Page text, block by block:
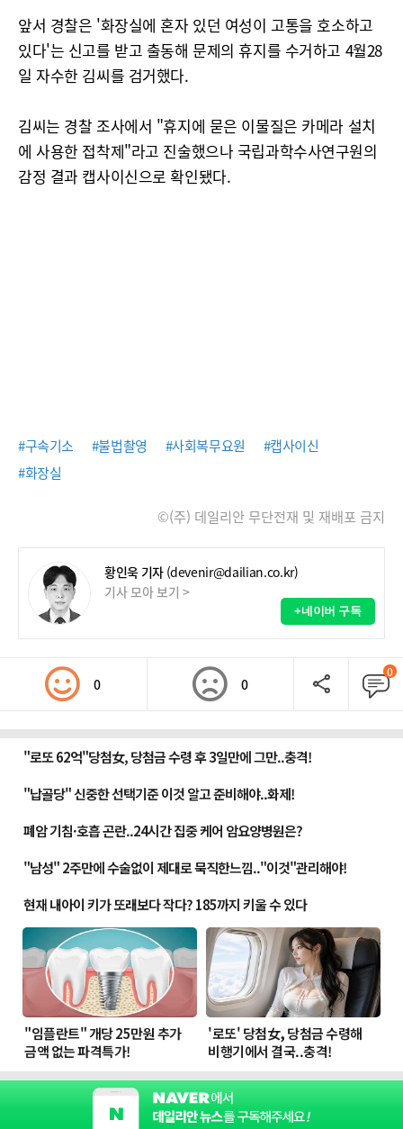
앞서 경찰은 '화장실에 혼자 있던 여성이 고통을 호소하고
있다'는 신고를 받고 출동해 문제의 휴지를 수거하고 4월28
일 자수한 김씨를 검거했다.
김씨는 경찰 조사에서 "휴지에 묻은 이물질은 카메라 설치
에 사용한 접착제"라고 진술했으나 국립과학수사연구원의
감정 결과 캡사이신으로 확인됐다.
#구속기소 #불법촬영 #사회복무요원
#캡사이신
#화장실
©(주) 데일리안 무단전재 및 재배포 금지
황인욱 기자 (devenir@dailian.co.kr)
기사 모아 보기 >
+네이버 구독
0 0
0